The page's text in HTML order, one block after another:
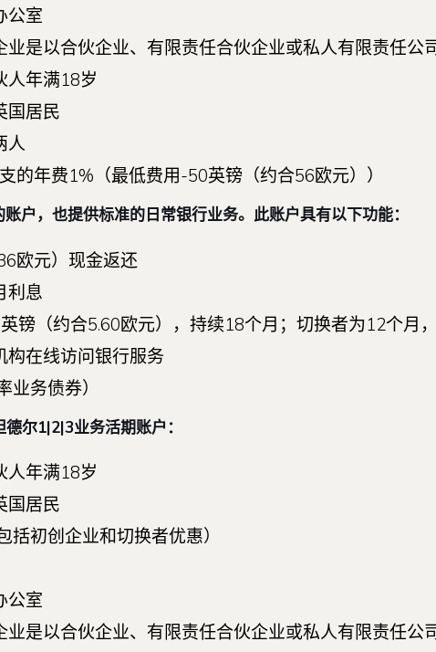
公室
是以合伙企业、有限责任合伙企业或私人有限责任公
人年满18岁
国居民
人
的年费1%（最低费用-50英镑（约合56欧元））
户，也提供标准的日常银行业务。此账户具有以下功能：
欧元）现金返还
利息
镑（约合5.60欧元），持续18个月；切换者为12个月
在线访问银行服务
务债券）
尔1|2|3业务活期账户：
人年满18岁
国居民
初创企业和切换者优惠）
公室
是以合伙企业、有限责任合伙企业或私人有限责任